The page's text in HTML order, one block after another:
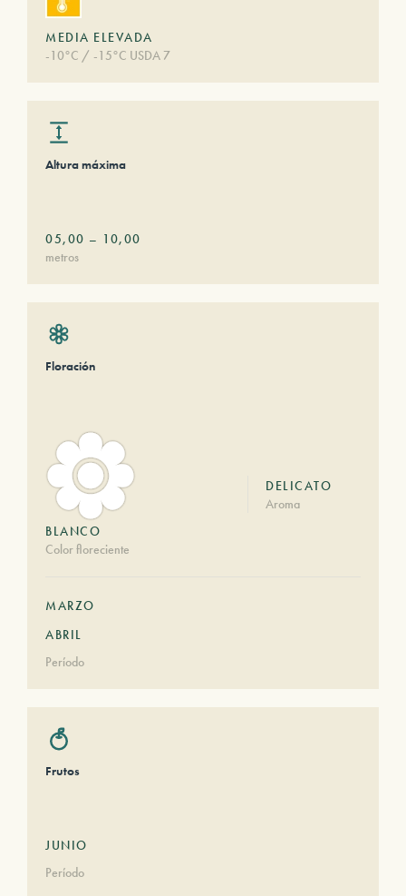
MEDIA ELEVADA
-10°C / -15°C USDA 7
Altura máxima
05,00 – 10,00
metros
Floración
BLANCO
Color floreciente
DELICATO
Aroma
MARZO
ABRIL
Período
Frutos
JUNIO
Período